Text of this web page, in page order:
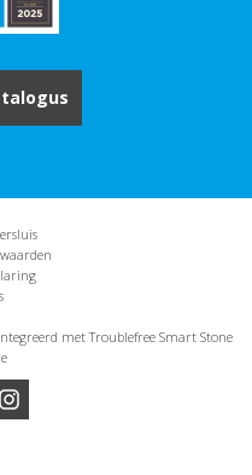
met Troublefree Smart Stone